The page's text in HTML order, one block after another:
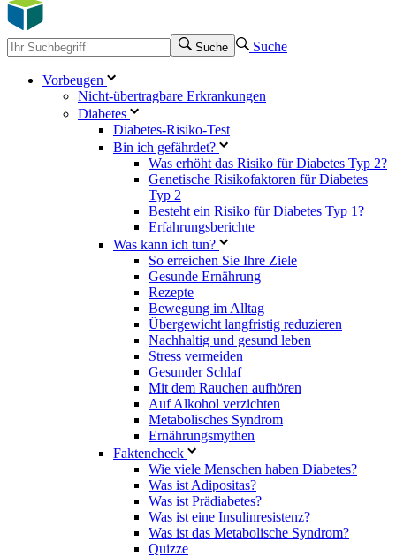
Suche Suche
Vorbeugen
Nicht-übertragbare Erkrankungen
Diabetes
Diabetes-Risiko-Test
Bin ich gefährdet?
Was erhöht das Risiko für Diabetes Typ 2?
Genetische Risikofaktoren für Diabetes
Typ 2
Besteht ein Risiko für Diabetes Typ 1?
Erfahrungsberichte
Was kann ich tun?
So erreichen Sie Ihre Ziele
Gesunde Ernährung
Rezepte
Bewegung im Alltag
Übergewicht langfristig reduzieren
Nachhaltig und gesund leben
Stress vermeiden
Gesunder Schlaf
Mit dem Rauchen aufhören
Auf Alkohol verzichten
Metabolisches Syndrom
Ernährungsmythen
Faktencheck
Wie viele Menschen haben Diabetes?
Was ist Adipositas?
Was ist Prädiabetes?
Was ist eine Insulinresistenz?
Was ist das Metabolische Syndrom?
Quizze